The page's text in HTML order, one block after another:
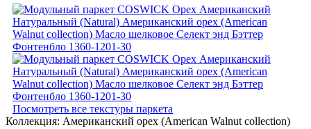
Посмотреть все текстуры паркета
Коллекция: Американский орех (American Walnut collection)